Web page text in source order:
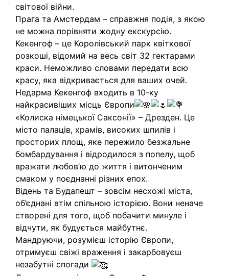
світової війни.
Прага та Амстердам – справжня подія, з якою
не можна порівняти жодну екскурсію.
Кекенгоф – це Королівський парк квіткової
розкоші, відомий на весь світ 32 гектарами
краси. Неможливо словами передати всю
красу, яка відкривається для ваших очей.
Недарма Кекенгоф входить в 10-ку
найкрасивіших місць Європи
«Колиска німецької Саксонії» – Дрезден. Це
місто палаців, храмів, високих шпилів і
просторих площ, яке пережило безжальне
бомбардування і відродилося з попелу, щоб
вражати любов’ю до життя і витонченим
смаком у поєднанні різних епох.
Відень та Будапешт – зовсім несхожі міста,
об’єднані втім спільною історією. Вони неначе
створені для того, щоб побачити минуле і
відчути, як будується майбутнє.
Мандруючи, розумієш історію Європи,
отримуєш свіжі враження і закарбовуєш
незабутні спогади